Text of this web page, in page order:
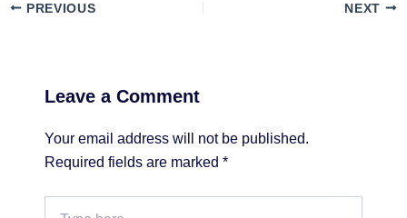
PREVIOUS NEXT
Leave a Comment
Your email address will not be published.
Required fields are marked *